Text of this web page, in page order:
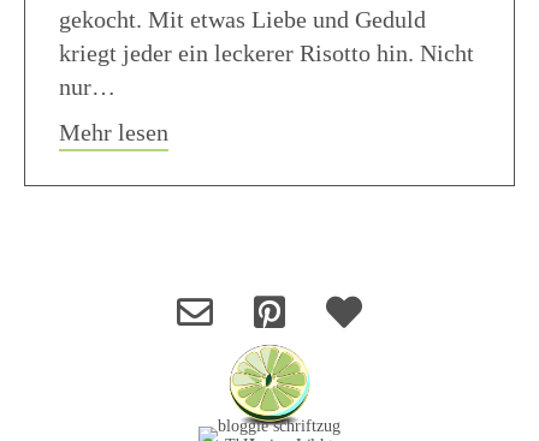
gekocht. Mit etwas Liebe und Geduld
kriegt jeder ein leckerer Risotto hin. Nicht
nur…
Mehr lesen